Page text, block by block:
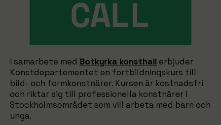
I samarbete med Botkyrka konsthall erbjuder
Konstdepartementet en fortbildningskurs till
bild- och formkonstnärer. Kursen är kostnadsfri
och riktar sig till professionella konstnärer i
Stockholmsområdet som vill arbeta med barn och
unga.